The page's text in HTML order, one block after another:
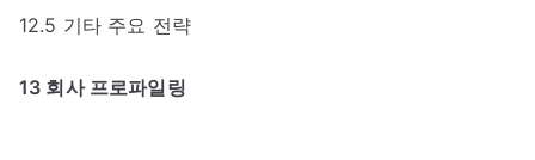
12.5 기타 주요 전략
13 회사 프로파일링